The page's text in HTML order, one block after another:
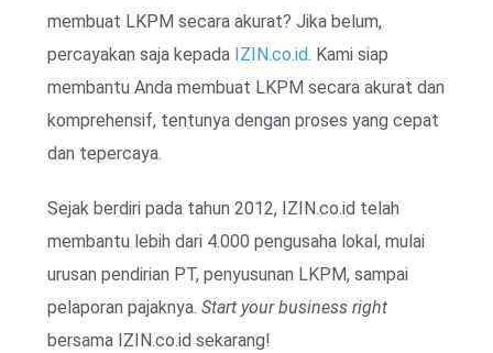
membuat LKPM secara akurat? Jika belum,
percayakan saja kepada IZIN.co.id. Kami siap
membantu Anda membuat LKPM secara akurat dan
komprehensif, tentunya dengan proses yang cepat
dan tepercaya.
Sejak berdiri pada tahun 2012, IZIN.co.id telah
membantu lebih dari 4.000 pengusaha lokal, mulai
urusan pendirian PT, penyusunan LKPM, sampai
pelaporan pajaknya. Start your business right
bersama IZIN.co.id sekarang!